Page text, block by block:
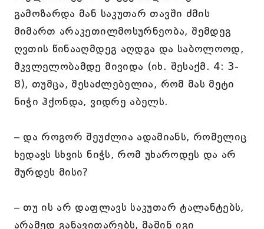
გამოზარდა მან საკუთარ თავში ძმის
მიმართ არაკეთილმოსურნეობა, შემდეგ
ღვთის წინააღმდეგ აღდგა და საბოლოოდ,
მკვლელობამდე მივიდა (იხ. შესაქმ. 4: 3-
8), თუმცა, შესაძლებელია, რომ მას მეტი
ნიჭი ჰქონდა, ვიდრე აბელს.
– და როგორ შეუძლია ადამიანს, რომელიც
ხედავს სხვის ნიჭს, რომ უხაროდეს და არ
შურდეს მისი?
– თუ ის არ დაფლავს საკუთარ ტალანტებს,
არამედ განავითარებს, მაშინ იგი